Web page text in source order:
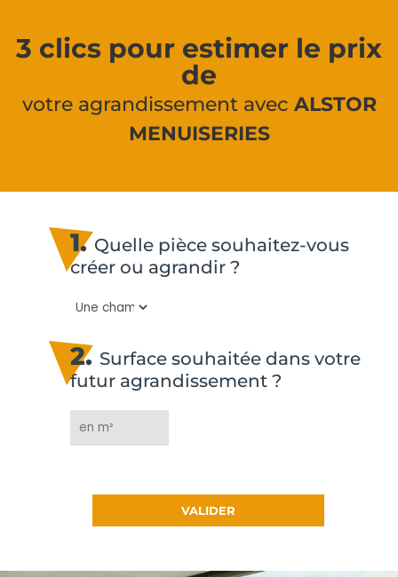
3 clics pour estimer le prix
de
votre agrandissement avec ALSTOR
MENUISERIES
1.Quelle pièce souhaitez-vous
créer ou agrandir ?
2. Surface souhaitée dans votre
futur agrandissement ?
VALIDER